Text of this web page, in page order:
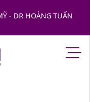
- DR HOÀNG TUẤN